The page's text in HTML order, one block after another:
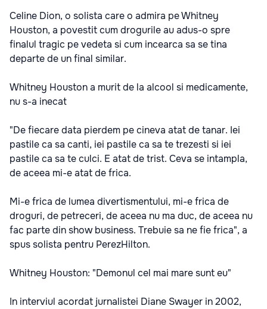
Celine Dion, o solista care o admira pe Whitney
Houston, a povestit cum drogurile au adus-o spre
finalul tragic pe vedeta si cum incearca sa se tina
departe de un final similar.
Whitney Houston a murit de la alcool si medicamente,
nu s-a inecat
"De fiecare data pierdem pe cineva atat de tanar. Iei
pastile ca sa canti, iei pastile ca sa te trezesti si iei
pastile ca sa te culci. E atat de trist. Ceva se intampla,
de aceea mi-e atat de frica.
Mi-e frica de lumea divertismentului, mi-e frica de
droguri, de petreceri, de aceea nu ma duc, de aceea nu
fac parte din show business. Trebuie sa ne fie frica", a
spus solista pentru PerezHilton.
Whitney Houston: "Demonul cel mai mare sunt eu"
In interviul acordat jurnalistei Diane Swayer in 2002,